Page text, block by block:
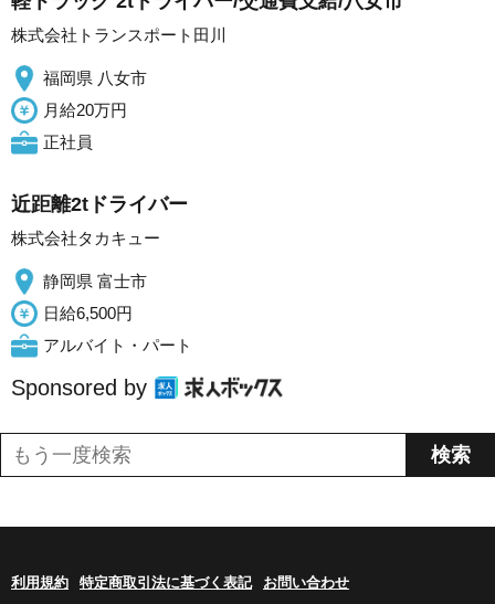
株式会社トランスポート田川
福岡県 八女市
月給20万円
正社員
近距離2tドライバー
株式会社タカキュー
静岡県 富士市
日給6,500円
アルバイト・パート
Sponsored by
利用規約 特定商取引法に基づく表記 お問い合わせ